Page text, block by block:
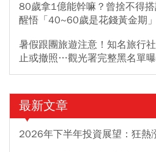
80歲拿1億能幹嘛？曾捨不得
醒悟「40~60歲是花錢黃金期
暑假跟團旅遊注意！知名旅行
止或撤照…觀光署完整黑名單
最新文章
2026年下半年投資展望：狂熱